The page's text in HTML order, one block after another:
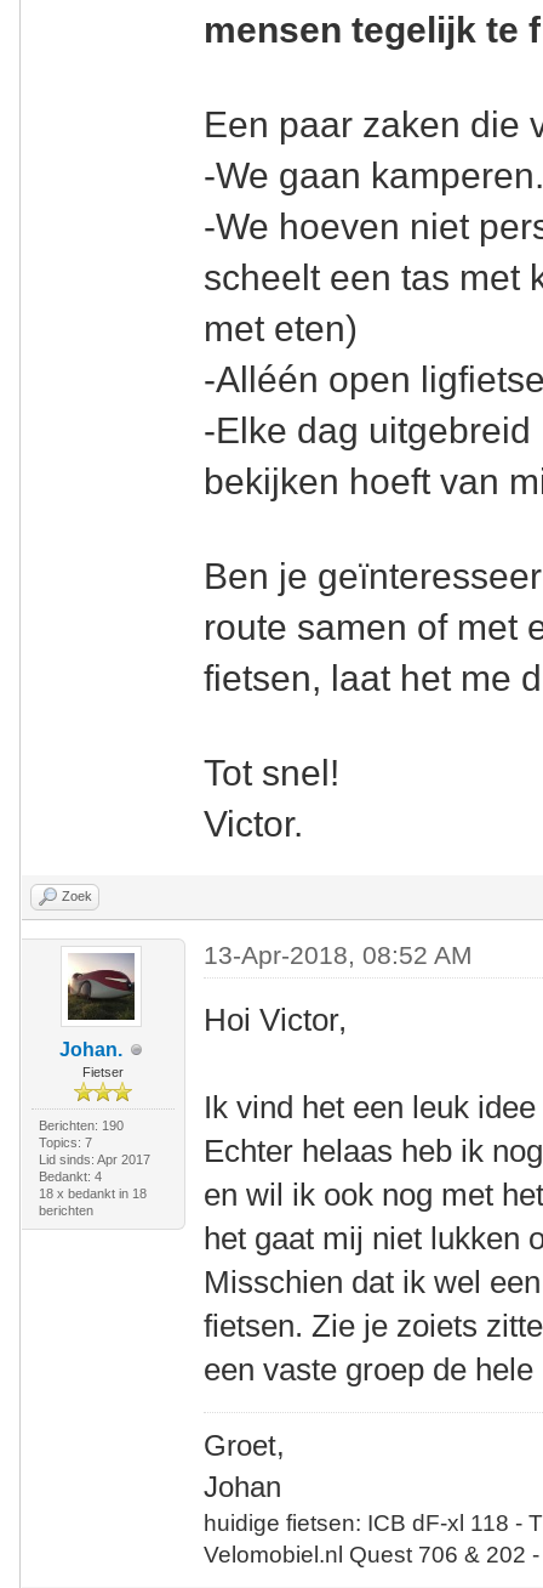
mensen tegelijk te
Een paar zaken die
-We gaan
-We hoeven niet
scheelt een tas met
met eten)
-Alléén open
-Elke dag
bekijken hoeft van
Ben je
route samen of met
fietsen, laat het me
Tot snel!
Victor.
Zoek
Johan.
Fietser
Berichten: 190
Topics: 7
Lid sinds: Apr 2017
Bedankt: 4
18 x bedankt in 18
berichten
13-Apr-2018, 08:52 AM
Hoi Victor,
Ik vind het een leuk
Echter helaas heb ik
en wil ik ook nog met
het gaat mij niet lukken
Misschien dat ik wel
fietsen. Zie je zoiets
een vaste groep de
Groet,
Johan
huidige fietsen: ICB dF-xl 118 -
Velomobiel.nl Quest 706 & 202